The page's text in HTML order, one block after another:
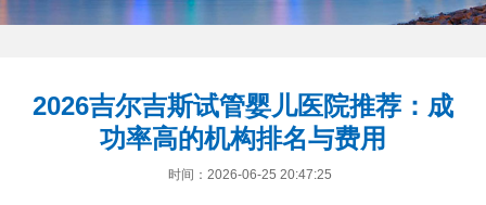
2026吉尔吉斯试管婴儿医院推荐：成
功率高的机构排名与费用
时间：2026-06-25 20:47:25